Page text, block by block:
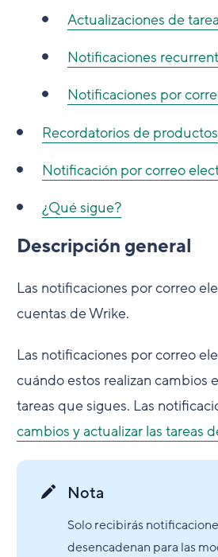
Actualizaciones de
Notificaciones
Notificaciones por
Recordatorios de productos
Notificación por correo
¿Qué sigue?
Descripción general
Las notificaciones por correo
cuentas de Wrike.
Las notificaciones por correo
cuándo estos realizan cambios
tareas que sigues. Las
cambios y actualizar las tareas
Nota
Solo recibirás
desencadenan para las